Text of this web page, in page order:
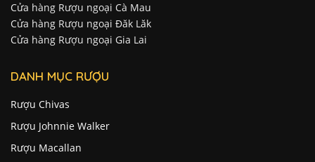
Cửa hàng Rượu ngoại Cà Mau
Cửa hàng Rượu ngoại Đăk Lăk
Cửa hàng Rượu ngoại Gia Lai
DANH MỤC RƯỢU
Rượu Chivas
Rượu Johnnie Walker
Rượu Macallan